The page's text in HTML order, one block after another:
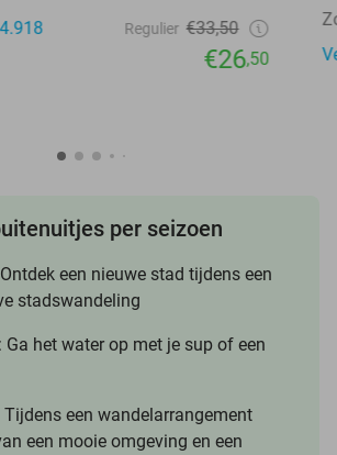
Regulier €33,50
€26,50
per seizoen
een nieuwe stad tijdens een
stadswandeling
: Ga het water op met je sup of een
Tijdens een wandelarrangement
een mooie omgeving en een